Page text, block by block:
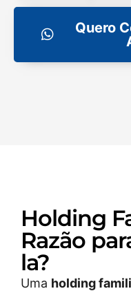
Quero
Holding
Razão
la?
Uma holding